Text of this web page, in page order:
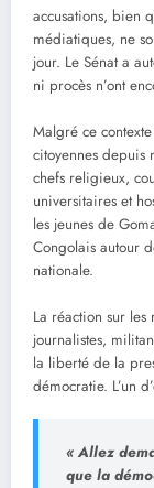
accusations, bien
médiatiques, ne
jour. Le Sénat a
ni procès n’ont
Malgré ce
citoyennes depuis
chefs religieux,
universitaires et
les jeunes de
Congolais autour
nationale.
La réaction sur
journalistes,
la liberté de la
démocratie. L’un
« Allez
que la